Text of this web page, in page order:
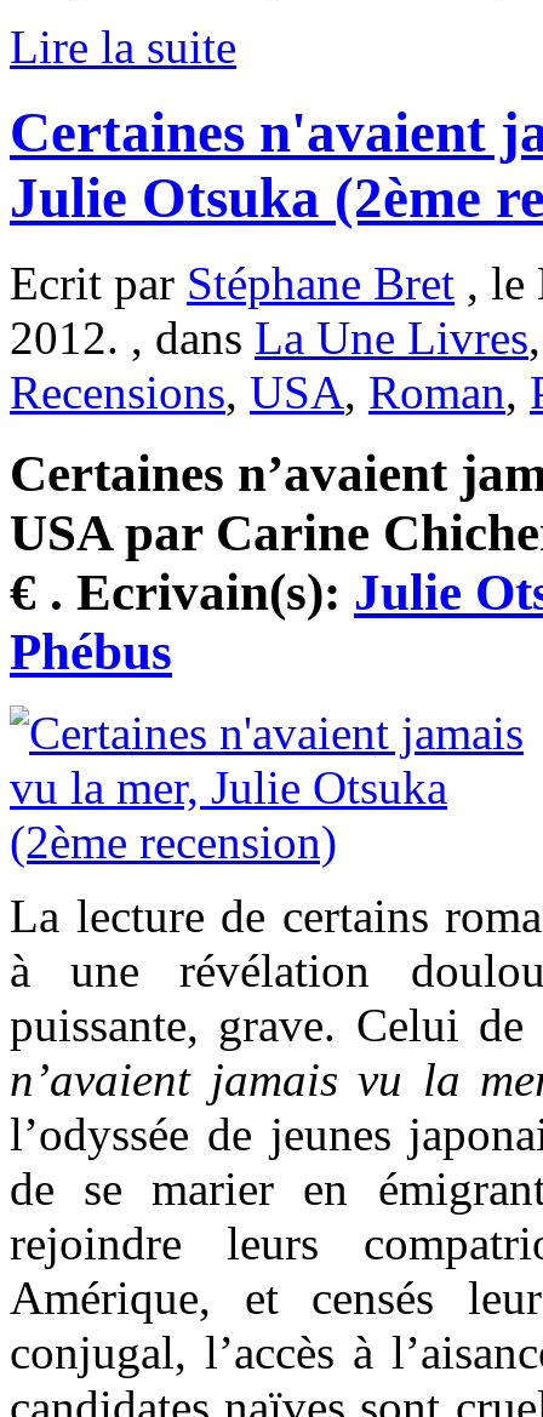
Lire la suite
Certaines n'avaient
Julie Otsuka (2ème
Ecrit par Stéphane Bret , le
2012. , dans La Une Livres
Recensions, USA, Roman,
Certaines n’avaient
USA par Carine
€ . Ecrivain(s): Julie
Phébus
La lecture de certains
à une révélation
puissante, grave. Celui
n’avaient jamais vu la
l’odyssée de jeunes
de se marier en
rejoindre leurs
Amérique, et censés
conjugal, l’accès à